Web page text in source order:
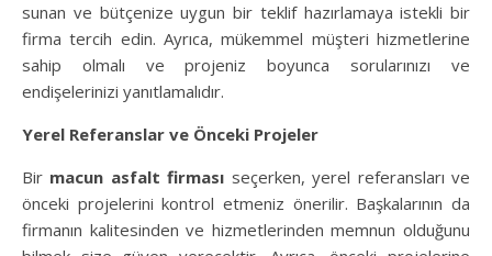
sunan ve bütçenize uygun bir teklif hazırlamaya istekli bir
firma tercih edin. Ayrıca, mükemmel müşteri hizmetlerine
sahip olmalı ve projeniz boyunca sorularınızı ve
endişelerinizi yanıtlamalıdır.
Yerel Referanslar ve Önceki Projeler
Bir macun asfalt firması seçerken, yerel referansları ve
önceki projelerini kontrol etmeniz önerilir. Başkalarının da
firmanın kalitesinden ve hizmetlerinden memnun olduğunu